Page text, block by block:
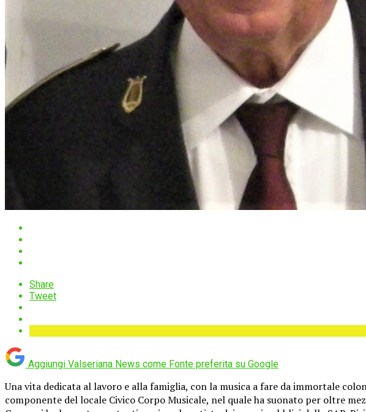
Share
Tweet
Aggiungi Valseriana News come Fonte preferita su Google
Una vita dedicata al lavoro e alla famiglia, con la musica a fare da immortale
componente del locale Civico Corpo Musicale, nel quale ha suonato per oltre